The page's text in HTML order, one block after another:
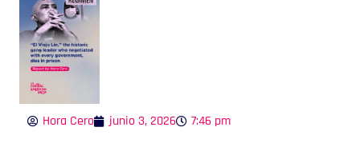
Hora Cero junio 3, 2026 7:46 pm